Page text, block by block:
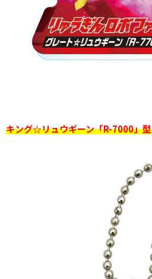
キング☆リュウギーン「R-7000」型